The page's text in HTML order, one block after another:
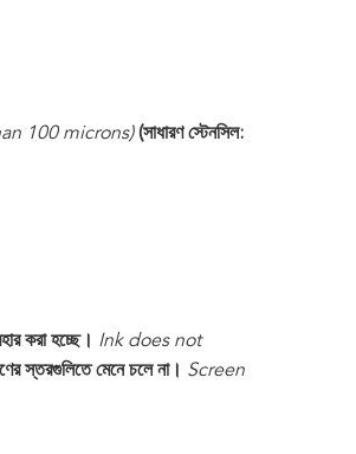
100 microns) (সাধারণ স্টেনসিল:
করা হচ্ছে।
Ink does not
স্তরগুলিতে মেনে চলে না।
Screen